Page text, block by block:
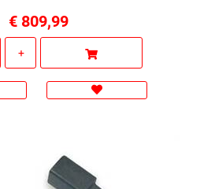
€ 809,99